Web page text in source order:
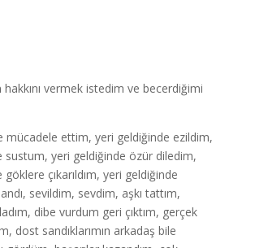
hakkını vermek istedim ve becerdiğimi
mücadele ettim, yeri geldiğinde ezildim,
sustum, yeri geldiğinde özür diledim,
çıkarıldım, yeri geldiğinde
sevildim, sevdim, aşkı tattım,
dibe vurdum geri çıktım, gerçek
dost sandıklarımın arkadaş bile